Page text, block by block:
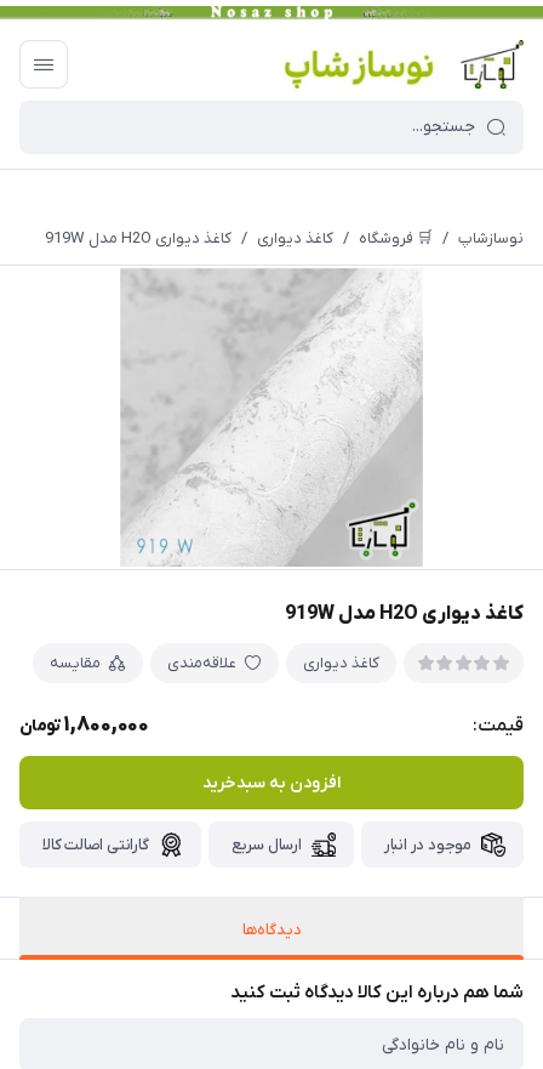
نوسازشاپ / 🛒 فروشگاه / کاغذ دیواری / کاغذ دیواری H2O مدل 919W
کاغذ دیواری H2O مدل 919W
کاغذ دیواری علاقه‌مندی مقایسه
قیمت: 1,800,000تومان
افزودن به سبدخرید
موجود در انبار ارسال سریع گارانتی اصالت کالا
دیدگاه‌ها
شما هم درباره این کالا دیدگاه ثبت کنید